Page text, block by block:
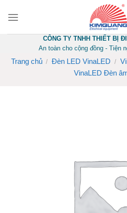
CÔNG TY TNHH THIẾT BỊ
An toàn cho cộng đồng - Tiện
Trang chủ / Đèn LED VinaLED /
VinaLED Đèn